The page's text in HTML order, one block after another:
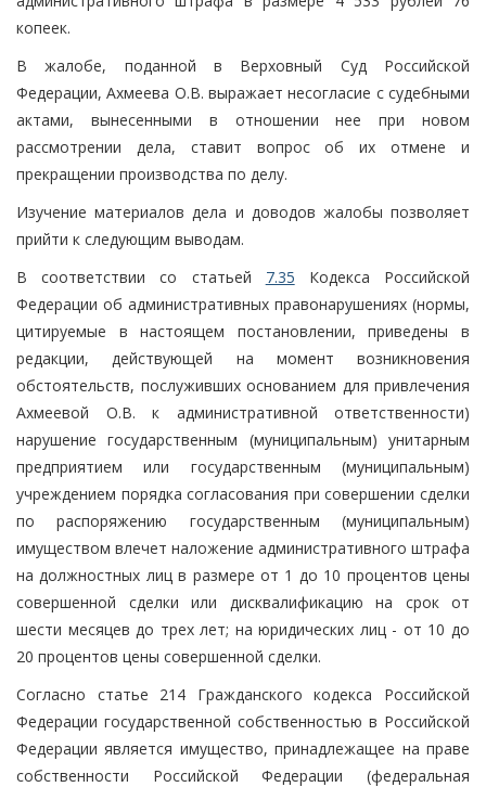
копеек.
В жалобе, поданной в Верховный Суд Российской
Федерации, Ахмеева О.В. выражает несогласие с судебными
актами, вынесенными в отношении нее при новом
рассмотрении дела, ставит вопрос об их отмене и
прекращении производства по делу.
Изучение материалов дела и доводов жалобы позволяет
прийти к следующим выводам.
В соответствии со статьей 7.35 Кодекса Российской
Федерации об административных правонарушениях (нормы,
цитируемые в настоящем постановлении, приведены в
редакции, действующей на момент возникновения
обстоятельств, послуживших основанием для привлечения
Ахмеевой О.В. к административной ответственности)
нарушение государственным (муниципальным) унитарным
предприятием или государственным (муниципальным)
учреждением порядка согласования при совершении сделки
по распоряжению государственным (муниципальным)
имуществом влечет наложение административного штрафа
на должностных лиц в размере от 1 до 10 процентов цены
совершенной сделки или дисквалификацию на срок от
шести месяцев до трех лет; на юридических лиц - от 10 до
20 процентов цены совершенной сделки.
Согласно статье 214 Гражданского кодекса Российской
Федерации государственной собственностью в Российской
Федерации является имущество, принадлежащее на праве
собственности Российской Федерации (федеральная